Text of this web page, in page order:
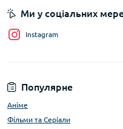
Популярне
Аніме
Фільми та Серіали
Ми у соціальних
Instagram